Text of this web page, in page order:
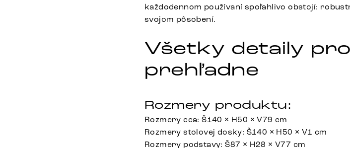
každodennom používaní spoľahlivo obstojí:
svojom pôsobení.
Všetky detaily
prehľadne
Rozmery produktu:
Rozmery cca: Š140 × H50 × V79 cm
Rozmery stolovej dosky: Š140 × H50 × V1 cm
Rozmery podstavy: Š87 × H28 × V77 cm